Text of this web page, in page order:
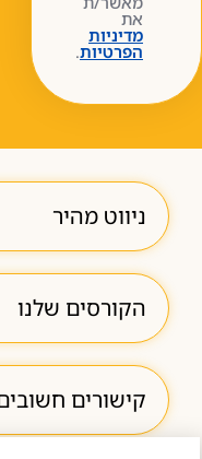
את
מדיניות
הפרטיות.
ניווט מהיר
הקורסים שלנו
קישורים חשובים